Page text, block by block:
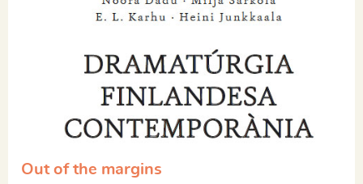
Out of the margins